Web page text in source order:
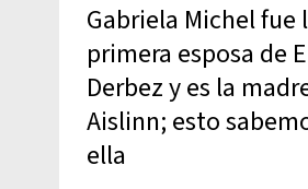
Gabriela Michel fue
primera esposa de
Derbez y es la
Aislinn; esto
ella